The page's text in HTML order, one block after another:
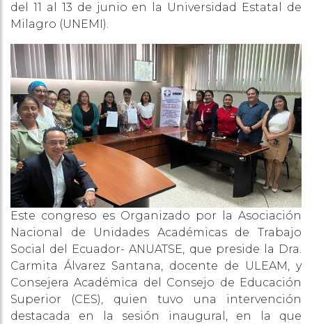
del 11 al 13 de junio en la Universidad Estatal de
Milagro (UNEMI).
Este congreso es Organizado por la Asociación
Nacional de Unidades Académicas de Trabajo
Social del Ecuador- ANUATSE, que preside la Dra.
Carmita Álvarez Santana, docente de ULEAM, y
Consejera Académica del Consejo de Educación
Superior (CES), quien tuvo una intervención
destacada en la sesión inaugural, en la que